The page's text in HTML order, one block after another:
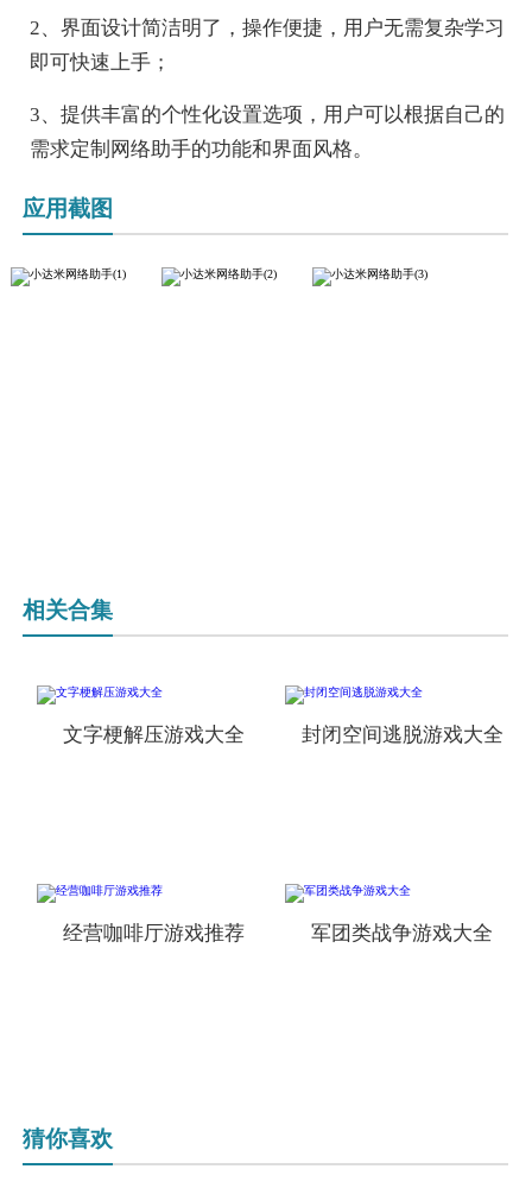
2、界面设计简洁明了，操作便捷，用户无需复杂学习
即可快速上手；
3、提供丰富的个性化设置选项，用户可以根据自己的
需求定制网络助手的功能和界面风格。
应用截图
相关合集
文字梗解压游戏大全 封闭空间逃脱游戏大全
经营咖啡厅游戏推荐 军团类战争游戏大全
猜你喜欢